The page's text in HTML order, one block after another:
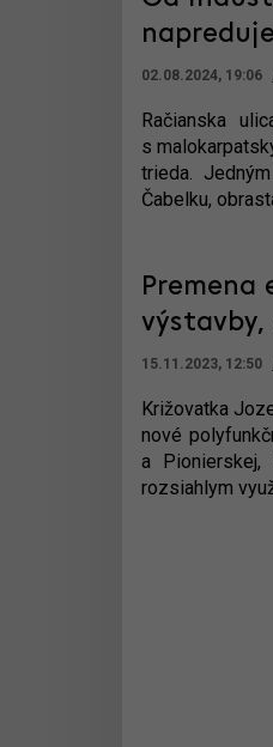
02.08.2024, 19:06
Račianska
s
trieda.
Čabelku,
výstavby,
15.11.2023, 12:50
Križovatka
nové
a
rozsiahlym